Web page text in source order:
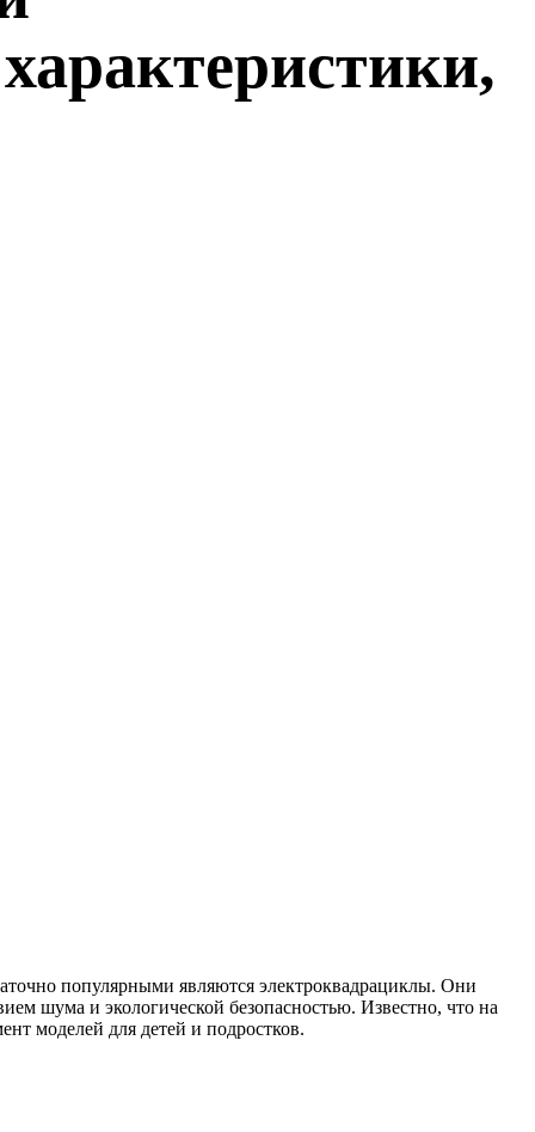
популярными являются электроквадрациклы. Они
шума и экологической безопасностью. Известно, что на
моделей для детей и подростков.